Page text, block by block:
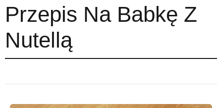
Przepis Na Babkę Z
Nutellą